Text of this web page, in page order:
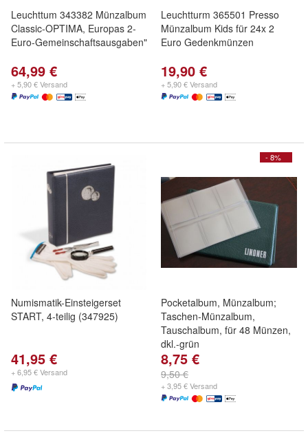
Leuchttum 343382 Münzalbum
Classic-OPTIMA, Europas 2-
Euro-Gemeinschaftsausgaben"
64,99 €
+ 5,90 € Versand
Leuchtturm 365501 Presso
Münzalbum Kids für 24x 2
Euro Gedenkmünzen
19,90 €
+ 5,90 € Versand
Numismatik-Einsteigerset
START, 4-teilig (347925)
41,95 €
+ 6,95 € Versand
- 8%
Pocketalbum, Münzalbum;
Taschen-Münzalbum,
Tauschalbum, für 48 Münzen,
dkl.-grün
8,75 €
9,50 €
+ 3,95 € Versand